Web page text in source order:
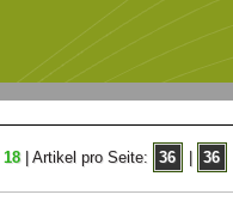
18| Artikel pro Seite: 36 | 36